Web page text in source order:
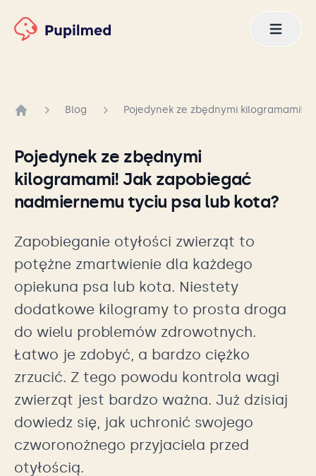
Blog Pojedynek ze zbędnymi kilogramami!
Pojedynek ze zbędnymi
kilogramami! Jak zapobiegać
nadmiernemu tyciu psa lub kota?
Zapobieganie otyłości zwierząt to
potężne zmartwienie dla każdego
opiekuna psa lub kota. Niestety
dodatkowe kilogramy to prosta droga
do wielu problemów zdrowotnych.
Łatwo je zdobyć, a bardzo ciężko
zrzucić. Z tego powodu kontrola wagi
zwierząt jest bardzo ważna. Już dzisiaj
dowiedz się, jak uchronić swojego
czworonożnego przyjaciela przed
otyłością.